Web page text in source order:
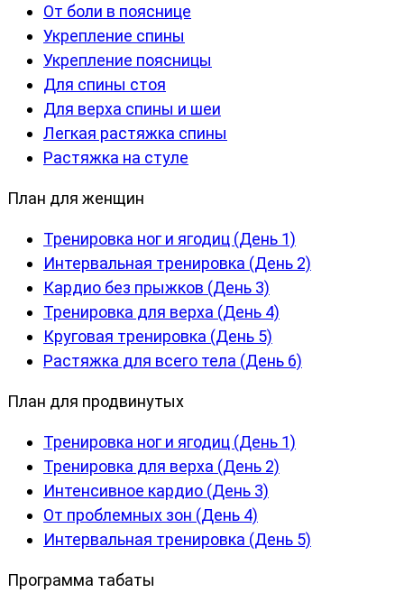
От боли в пояснице
Укрепление спины
Укрепление поясницы
Для спины стоя
Для верха спины и шеи
Легкая растяжка спины
Растяжка на стуле
План для женщин
Тренировка ног и ягодиц (День 1)
Интервальная тренировка (День 2)
Кардио без прыжков (День 3)
Тренировка для верха (День 4)
Круговая тренировка (День 5)
Растяжка для всего тела (День 6)
План для продвинутых
Тренировка ног и ягодиц (День 1)
Тренировка для верха (День 2)
Интенсивное кардио (День 3)
От проблемных зон (День 4)
Интервальная тренировка (День 5)
Программа табаты